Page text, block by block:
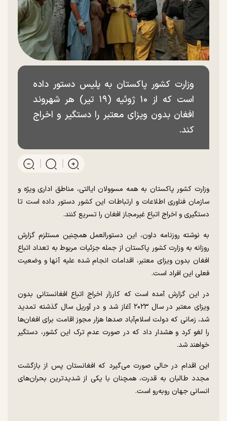
وزارت کشور پاکستان به پلیس دستور داده
است که از ۱۰ ژوئیه (۱۹ تیر) هر شهروند
افغان بدون ویزای معتبر را دستگیر و اخراج
کند.
وزارت کشور پاکستان به همه مسوولان ایالتی، مناطق اداری ویژه و
سازمان فناوری اطلاعات و ارتباطات این کشور دستور داده است تا
دستگیری و اخراج اتباع غیرمجاز افغان را تسریع کنند.
به نوشته روزنامه داون، این دستورالعمل همچنین مستلزم گزارش
روزانه به وزارت کشور پاکستان از جمله جزئیات مربوط به تعداد اتباع
افغان بدون ویزای معتبر، اقدامات انجام شده علیه آنها و وضعیت
فعلی این افراد است.
در این گزارش آمده است که کارزار اخراج اتباع افغانستانی بدون
ویزای معتبر در سال ۲۰۲۳ آغاز شد و در آوریل سال گذشته تمدید
شد، زمانی که دولت اسلام‌آباد صد‌ها هزار مجوز اقامت برای افغان‌ها
را لغو کرد و هشدار داد که در صورت عدم ترک این کشور، دستگیر
خواهند شد.
این اقدام در حالی صورت می‌گیرد که افغانستان پس از بازگشت
مجدد طالبان به قدرت، همچنان با یکی از شدیدترین بحران‌های
انسانی جهان رو‌به‌رو است.